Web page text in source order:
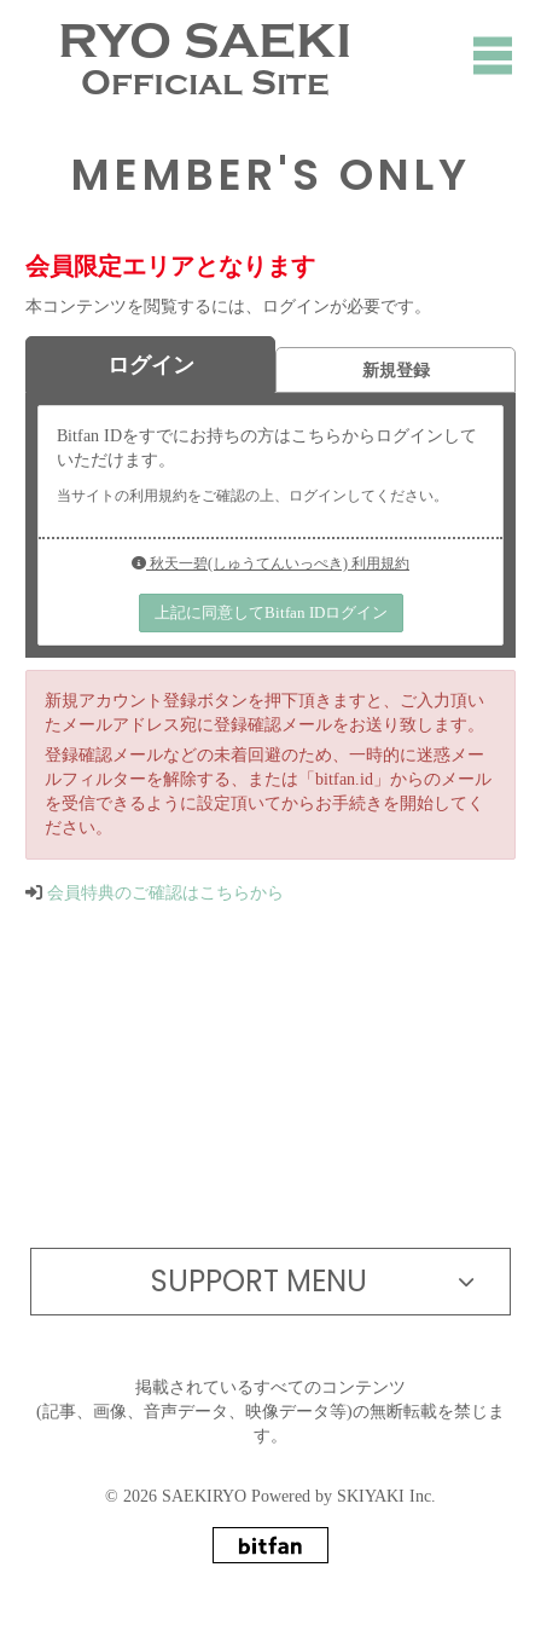
RYO SAEKI
Official Site
MEMBER'S ONLY
会員限定エリアとなります
本コンテンツを閲覧するには、ログインが必要です。
ログイン 新規登録
Bitfan IDをすでにお持ちの方はこちらからログインして
いただけます。
当サイトの利用規約をご確認の上、ログインしてください。
秋天一碧(しゅうてんいっぺき) 利用規約
上記に同意してBitfan IDログイン
新規アカウント登録ボタンを押下頂きますと、ご入力頂い
たメールアドレス宛に登録確認メールをお送り致します。
登録確認メールなどの未着回避のため、一時的に迷惑メー
ルフィルターを解除する、または「bitfan.id」からのメール
を受信できるように設定頂いてからお手続きを開始してく
ださい。
会員特典のご確認はこちらから
SUPPORT MENU
掲載されているすべてのコンテンツ
(記事、画像、音声データ、映像データ等)の無断転載を禁じま
す。
© 2026 SAEKIRYO Powered by SKIYAKI Inc.